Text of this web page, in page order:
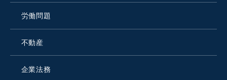
労働問題
不動産
企業法務